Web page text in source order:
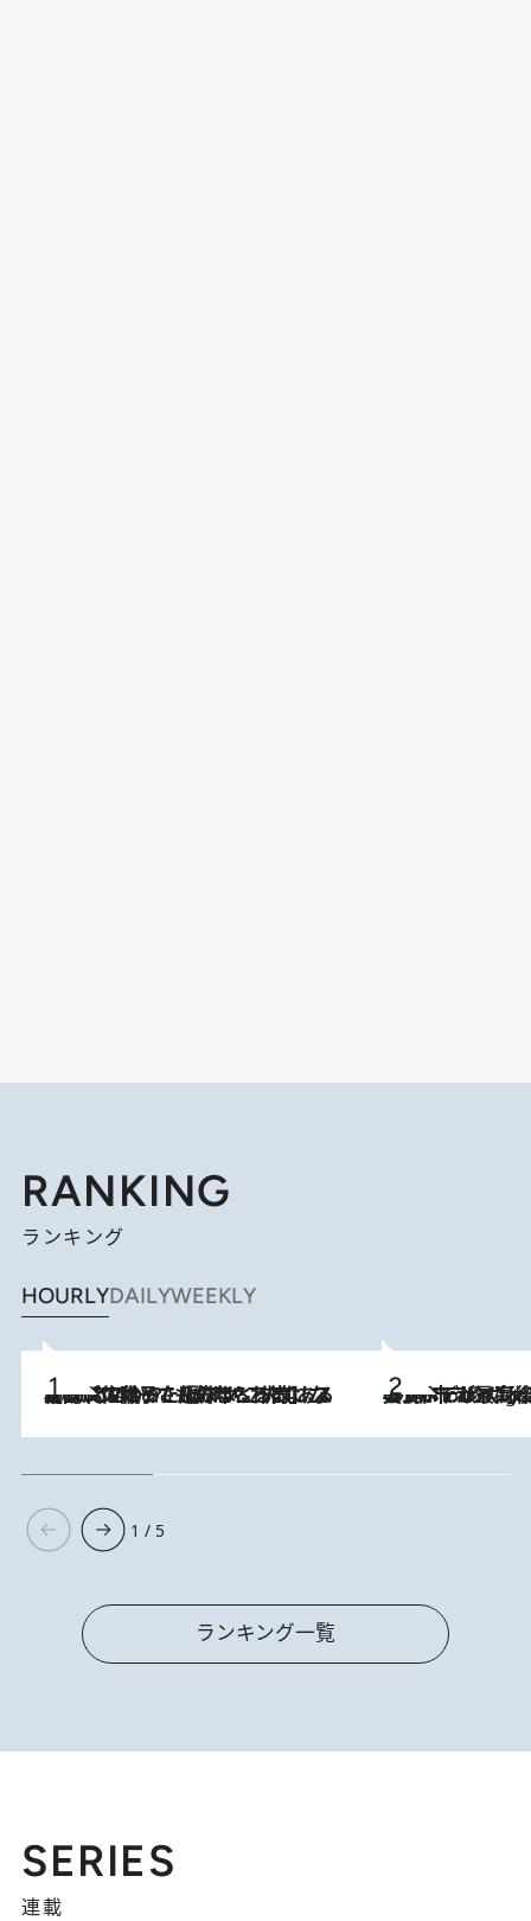
RANKING
ランキング
HOURLYDAILYWEEKLY
2026.8.5
【阿川佐和子さんの年とる力】なぜ70代で始めた趣味は“こんなに楽しい”のか？ ピアノ、俳句…スランプに陥っても続けられる“ある秘訣”とは 10 Hours Ago
美食、デザイン、ホスピタリティのすべてが最高峰！ ノルウェー第4の都市スタヴァンゲルの
1 / 5
ランキング一覧
SERIES
連載